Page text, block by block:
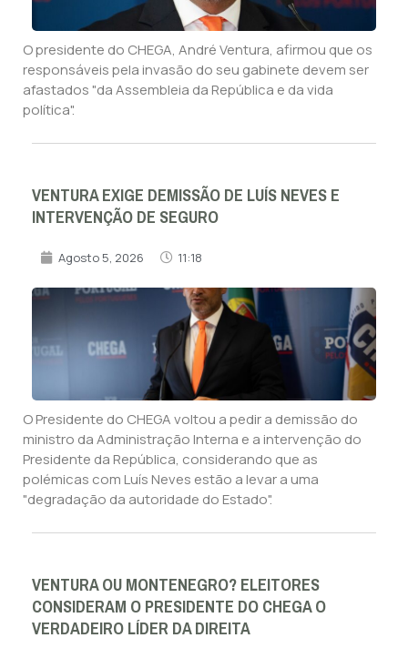
O presidente do CHEGA, André Ventura, afirmou que os
responsáveis pela invasão do seu gabinete devem ser
afastados "da Assembleia da República e da vida
política".
VENTURA EXIGE DEMISSÃO DE LUÍS NEVES E
INTERVENÇÃO DE SEGURO
Agosto 5, 2026 11:18
O Presidente do CHEGA voltou a pedir a demissão do
ministro da Administração Interna e a intervenção do
Presidente da República, considerando que as
polémicas com Luís Neves estão a levar a uma
"degradação da autoridade do Estado".
VENTURA OU MONTENEGRO? ELEITORES
CONSIDERAM O PRESIDENTE DO CHEGA O
VERDADEIRO LÍDER DA DIREITA